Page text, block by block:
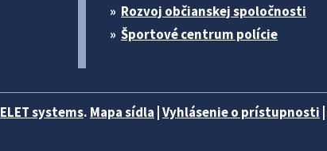
Rozvoj občianskej spoločnosti
Športové centrum polície
ELET systems. Mapa sídla Vyhlásenie o prístupnosti